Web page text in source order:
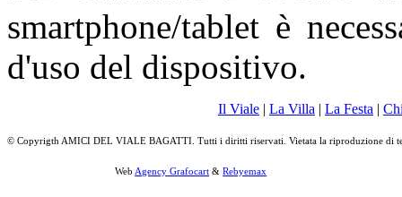
smartphone/tablet è
d'uso del dispositivo.
Il Viale | La Villa | La Festa |
© Copyrigth AMICI DEL VIALE BAGATTI. Tutti i diritti riservati. Vietata la riproduzione di
Web Agency Grafocart &Rebyemax